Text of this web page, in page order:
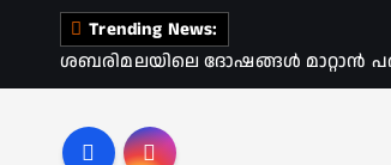
Trending News:
ശബരിമലയിലെ ദോഷങ്ങൾ മാറ്റാൻ